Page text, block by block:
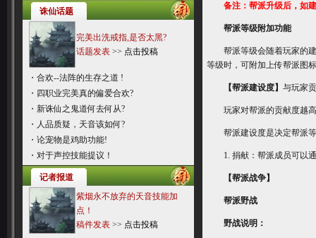
诛仙话题
完美出洗戒指,是否太黑?
话题发表>> 点击投稿
・合欢--法阵的生存之道 !
・ 四职业完美真的偏爱合欢?
・新诛仙之鬼道何去何从?
・ 人品质疑，天音该如何?
・论宠物是鸡助功能!
・对于声控技能提议！
记者报道
紫烟永不放弃的天音技能加
点！
稿件发表>> 点击投稿
备注：帮派升级后，如
帮派等级附加功能
帮派等级会随着玩家的建
等级时，可附加上传帮派图
【帮派建设度】与玩家
玩家对帮派的贡献度越高
帮派建设度是决定帮派等
1. 捐献：帮派成员可以通
【帮派战争】
帮派野战
野战说明：